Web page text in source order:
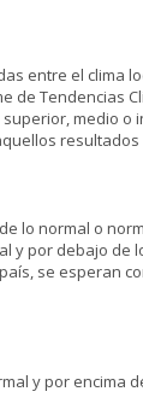
entre el clima
Tendencias
medio o
normal o
por debajo de
se esperan
y por encima